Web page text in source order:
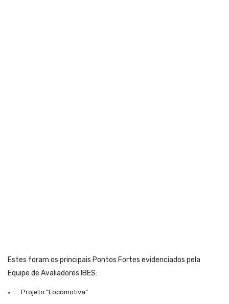
Estes foram os principais Pontos Fortes evidenciados pela
Equipe de Avaliadores IBES:
Projeto “Locomotiva”